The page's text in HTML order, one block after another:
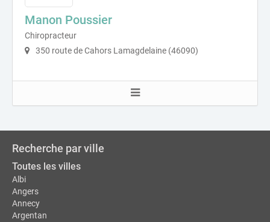
Manon Poussier
Chiropracteur
350 route de Cahors Lamagdelaine (46090)
Recherche par ville
Toutes les villes
Albi
Angers
Annecy
Argentan